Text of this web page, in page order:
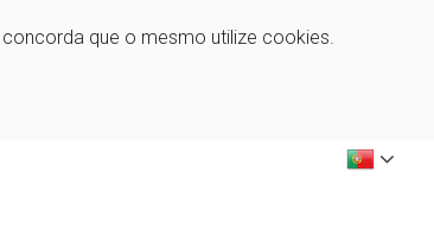
que o mesmo utilize cookies.